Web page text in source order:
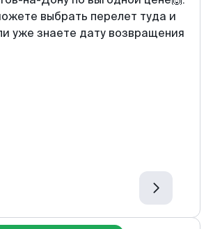
выбрать перелет туда и
уже знаете дату возвращения